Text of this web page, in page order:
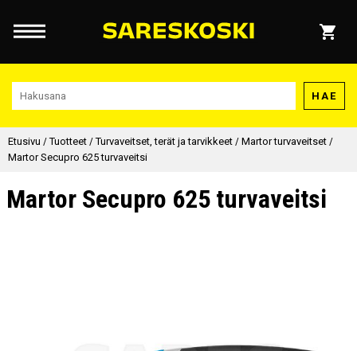
HAE
Etusivu /Tuotteet /Turvaveitset, terät ja tarvikkeet / Martor turvaveitset /
Martor Secupro 625 turvaveitsi
Martor Secupro 625 turvaveitsi